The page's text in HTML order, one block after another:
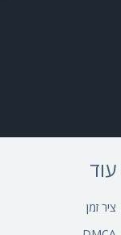
עוד
ציר זמן